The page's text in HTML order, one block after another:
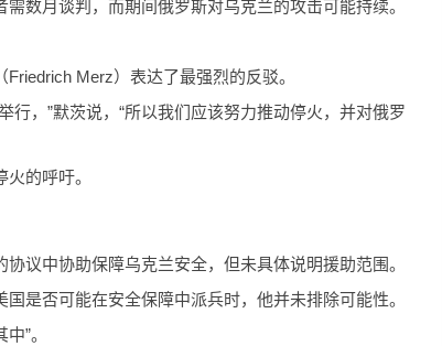
数月谈判，而期间俄罗斯对乌克兰的攻击可能持续。
Merz）表达了最强烈的反驳。
行，”默茨说，“所以我们应该努力推动停火，并对俄罗
的呼吁。
议中协助保障乌克兰安全，但未具体说明援助范围。
是否可能在安全保障中派兵时，他并未排除可能性。
”。